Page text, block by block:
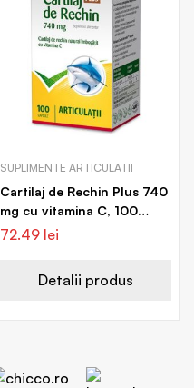
SUPLIMENTE ARTICULATII
Cartilaj de Rechin Plus 740
mg cu vitamina C, 100
capsule, Walmark
72.49 lei
Detalii produs